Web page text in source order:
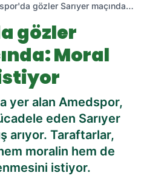
gözler Sarıyer maçında:
gözler
Moral
yer alan Amedspor,
eden Sarıyer
arıyor. Taraftarlar,
moralin hem de
istiyor.